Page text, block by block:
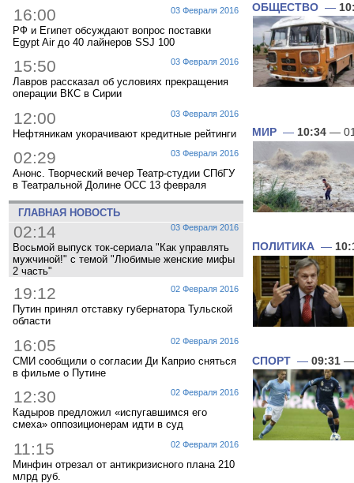
03 Февраля 2016
16:00
РФ и Египет обсуждают вопрос поставки
Egypt Air до 40 лайнеров SSJ 100
03 Февраля 2016
15:50
Лавров рассказал об условиях прекращения
операции ВКС в Сирии
03 Февраля 2016
12:00
Нефтяникам укорачивают кредитные рейтинги
03 Февраля 2016
02:29
Анонс. Творческий вечер Театр-студии СПбГУ
в Театральной Долине ОСС 13 февраля
ГЛАВНАЯ НОВОСТЬ
03 Февраля 2016
02:14
Восьмой выпуск ток-сериала "Как управлять
мужчиной!" с темой "Любимые женские мифы
2 часть"
02 Февраля 2016
19:12
Путин принял отставку губернатора Тульской
области
02 Февраля 2016
16:05
СМИ сообщили о согласии Ди Каприо сняться
в фильме о Путине
02 Февраля 2016
12:30
Кадыров предложил «испугавшимся его
смеха» оппозиционерам идти в суд
02 Февраля 2016
11:15
Минфин отрезал от антикризисного плана 210
млрд руб.
ОБЩЕСТВО —
МИР — 10:34 —
ПОЛИТИКА —
СПОРТ — 09:31 —